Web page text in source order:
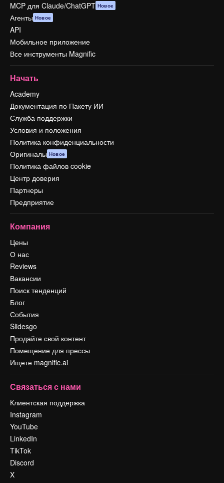
MCP для Claude/ChatGPT Новое
Агенты Новое
API
Мобильное приложение
Все инструменты Magnific
Начать
Academy
Документация по Пакету ИИ
Служба поддержки
Условия и положения
Политика конфиденциальности
Оригиналы Новое
Политика файлов cookie
Центр доверия
Партнеры
Предприятие
Компания
Цены
О нас
Reviews
Вакансии
Поиск тенденций
Блог
События
Slidesgo
Продайте свой контент
Помещение для прессы
Ищете magnific.ai
Связаться с нами
Клиентская поддержка
Instagram
YouTube
LinkedIn
TikTok
Discord
X